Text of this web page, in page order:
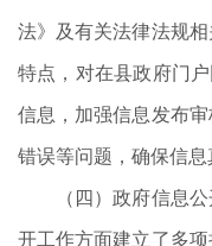
法》及有关法律法规
特点，对在县政府门
信息，加强信息发布
错误等问题，确保信息
（四）政府信息公
开工作方面建立了多